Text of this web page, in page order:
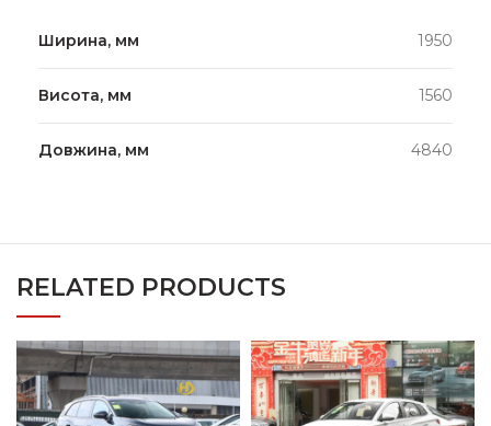
Ширина, мм 1950
Висота, мм 1560
Довжина, мм 4840
RELATED PRODUCTS